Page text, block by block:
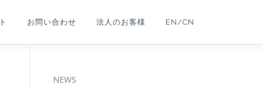
お問い合わせ 法人のお客様 EN/CN
NEWS